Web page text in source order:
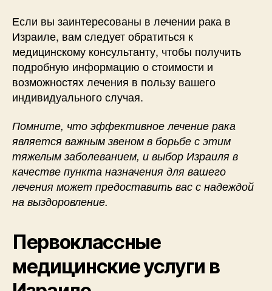
Если вы заинтересованы в лечении рака в
Израиле, вам следует обратиться к
медицинскому консультанту, чтобы получить
подробную информацию о стоимости и
возможностях лечения в пользу вашего
индивидуального случая.
Помните, что эффективное лечение рака
является важным звеном в борьбе с этим
тяжелым заболеванием, и выбор Израиля в
качестве пункта назначения для вашего
лечения может предоставить вас с надеждой
на выздоровление.
Первоклассные
медицинские услуги в